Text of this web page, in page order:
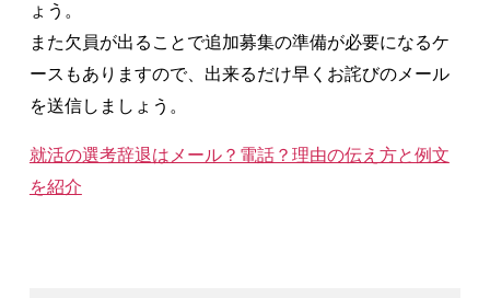
ょう。
また欠員が出ることで追加募集の準備が必要になるケ
ースもありますので、出来るだけ早くお詫びのメール
を送信しましょう。
就活の選考辞退はメール？電話？理由の伝え方と例文
を紹介